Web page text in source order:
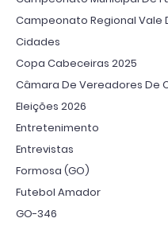
Campeonato Regional Vale
Cidades
Copa Cabeceiras 2025
Câmara De Vereadores De
Eleições 2026
Entretenimento
Entrevistas
Formosa (GO)
Futebol Amador
GO-346